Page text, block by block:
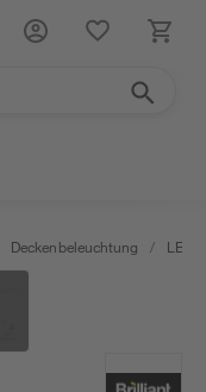
Deckenbeleuchtung / LED-